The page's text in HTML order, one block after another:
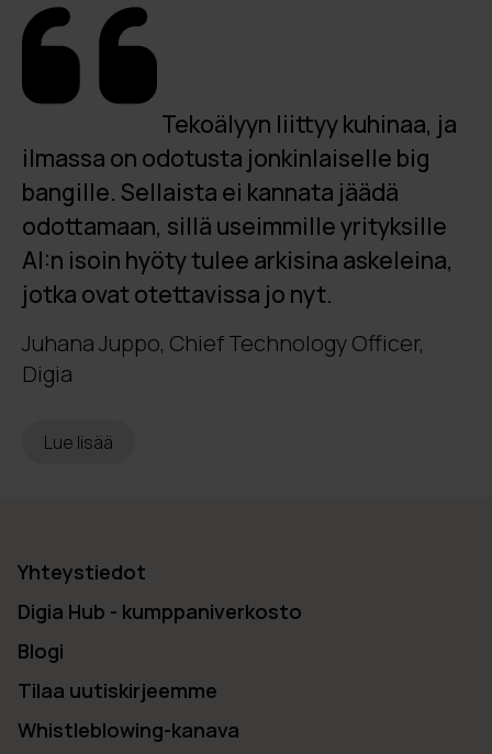
Tekoälyyn liittyy kuhinaa, ja
ilmassa on odotusta jonkinlaiselle big
bangille. Sellaista ei kannata jäädä
odottamaan, sillä useimmille yrityksille
AI:n isoin hyöty tulee arkisina askeleina,
jotka ovat otettavissa jo nyt.
Juhana Juppo, Chief Technology Officer,
Digia
Lue lisää
Yhteystiedot
Digia Hub - kumppaniverkosto
Blogi
Tilaa uutiskirjeemme
Whistleblowing-kanava